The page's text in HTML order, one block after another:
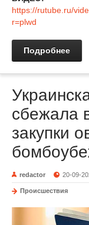
https://rutube.ru/
r=plwd
Подробнее
сбежала
закупки
redactor 20-09-
Происшествия